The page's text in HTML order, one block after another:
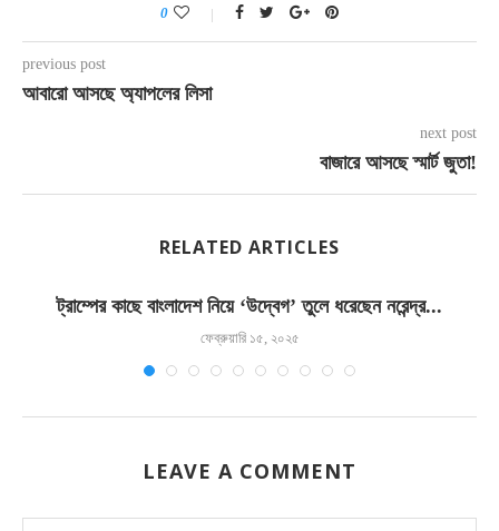
0
previous post
আবারো আসছে অ্যাপলের লিসা
next post
বাজারে আসছে স্মার্ট জুতা!
RELATED ARTICLES
ট্রাম্পের কাছে বাংলাদেশ নিয়ে ‘উদ্বেগ’ তুলে ধরেছেন নরেন্দ্র...
ফেব্রুয়ারি ১৫, ২০২৫
LEAVE A COMMENT